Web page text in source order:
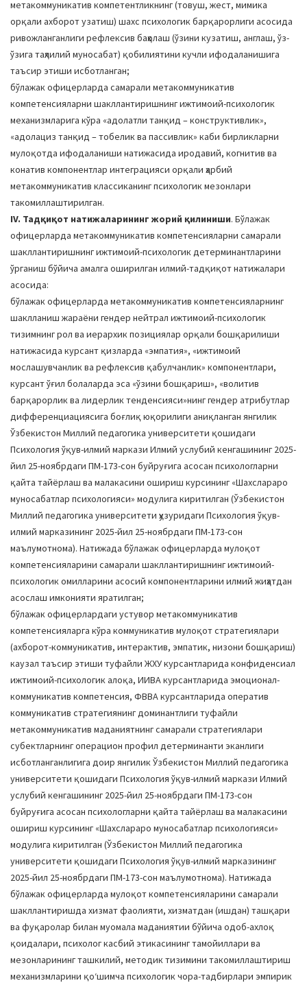
метакоммуникатив компетентликнинг (товуш, жест, мимика
орқали ахборот узатиш) шахс психологик барқарорлиги асосида
ривожланганлиги рефлексив баҳолаш (ўзини кузатиш, англаш, ўз-
ўзига таҳлилий муносабат) қобилиятини кучли ифодаланишига
таъсир этиши исботланган;
бўлажак офицерларда самарали метакоммуникатив
компетенсияларни шакллантиришнинг ижтимоий-психологик
механизмларига кўра «адолатли танқид – конструктивлик»,
«адолациз танқид – тобелик ва пассивлик» каби бирликларни
мулоқотда ифодаланиши натижасида иродавий, когнитив ва
конатив компонентлар интеграцияси орқали ҳарбий
метакоммуникатив классиканинг психологик мезонлари
такомиллаштирилган.
IV. Тадқиқот натижаларининг жорий қилиниши. Бўлажак
офицерларда метакоммуникатив компетенсияларни самарали
шакллантиришнинг ижтимоий-психологик детерминантларини
ўрганиш бўйича амалга оширилган илмий-тадқиқот натижалари
асосида:
бўлажак офицерларда метакоммуникатив компетенсияларнинг
шаклланиш жараёни гендер нейтрал ижтимоий-психологик
тизимнинг рол ва иерархик позициялар орқали бошқарилиши
натижасида курсант қизларда «эмпатия», «ижтимоий
мослашувчанлик ва рефлексив қабулчанлик» компонентлари,
курсант ўғил болаларда эса «ўзини бошқариш», «волитив
барқарорлик ва лидерлик тенденсияси»нинг гендер атрибутлар
дифференциациясига боғлиқ юқорилиги аниқланган янгилик
Ўзбекистон Миллий педагогика университети қошидаги
Психология ўқув-илмий маркази Илмий услубий кенгашининг 2025-
йил 25-ноябрдаги ПМ-173-сон буйруғига асосан психологларни
қайта тайёрлаш ва малакасини ошириш курсининг «Шахслараро
муносабатлар психологияси» модулига киритилган (Ўзбекистон
Миллий педагогика университети ҳузуридаги Психология ўқув-
илмий марказининг 2025-йил 25-ноябрдаги ПМ-173-сон
маълумотнома). Натижада бўлажак офицерларда мулоқот
компетенсияларини самарали шакллантиришнинг ижтимоий-
психологик омилларини асосий компонентларини илмий жиҳатдан
асослаш имконияти яратилган;
бўлажак офицерлардаги устувор метакоммуникатив
компетенсияларга кўра коммуникатив мулоқот стратегиялари
(ахборот-коммуникатив, интерактив, эмпатик, низони бошқариш)
каузал таъсир этиши туфайли ЖХУ курсантларида конфиденсиал
ижтимоий-психологик алоқа, ИИВА курсантларида эмоционал-
коммуникатив компетенсия, ФВВА курсантларида оператив
коммуникатив стратегиянинг доминантлиги туфайли
метакоммуникатив маданиятнинг самарали стратегиялари
субектларнинг операцион профил детерминанти эканлиги
исботланганлигига доир янгилик Ўзбекистон Миллий педагогика
университети қошидаги Психология ўқув-илмий маркази Илмий
услубий кенгашининг 2025-йил 25-ноябрдаги ПМ-173-сон
буйруғига асосан психологларни қайта тайёрлаш ва малакасини
ошириш курсининг «Шахслараро муносабатлар психологияси»
модулига киритилган (Ўзбекистон Миллий педагогика
университети қошидаги Психология ўқув-илмий марказининг
2025-йил 25-ноябрдаги ПМ-173-сон маълумотнома). Натижада
бўлажак офицерларда мулоқот компетенсияларини самарали
шакллантиришда хизмат фаолияти, хизматдан (ишдан) ташқари
ва фуқаролар билан муомала маданиятии бўйича одоб-ахлоқ
қоидалари, психолог касбий этикасининг тамойиллари ва
мезонларининг ташкилий, методик тизимини такомиллаштириш
механизмларини қоʻшимча психологик чора-тадбирлари эмпирик